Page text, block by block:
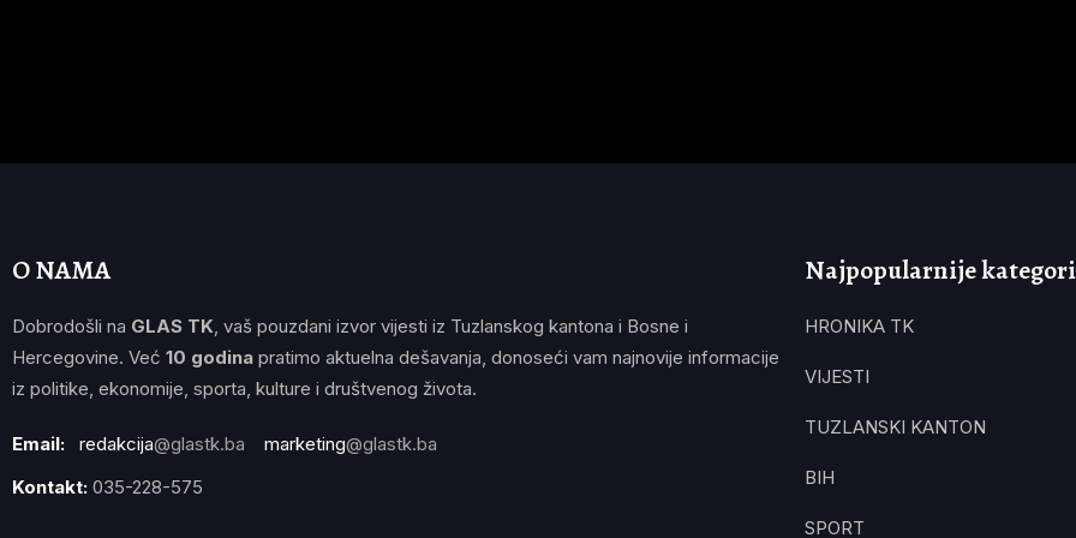
O NAMA
Dobrodošli na GLAS TK, vaš pouzdani izvor vijesti iz Tuzlanskog kantona i Bosne i
Hercegovine. Već 10 godina pratimo aktuelna dešavanja, donoseći vam najnovije informacije
iz politike, ekonomije, sporta, kulture i društvenog života.
Email: redakcija@glastk.ba marketing@glastk.ba
Kontakt: 035-228-575
Najpopularnije
HRONIKA TK
VIJESTI
TUZLANSKI KANTON
BIH
SPORT